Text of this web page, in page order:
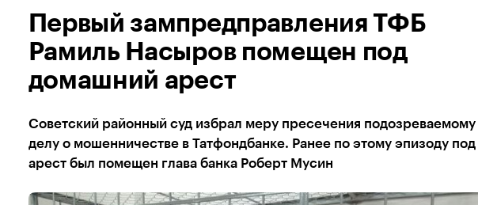
Первый зампредправления ТФБ
Рамиль Насыров помещен под
домашний арест
Советский районный суд избрал меру пресечения подозреваемому
делу о мошенничестве в Татфондбанке. Ранее по этому эпизоду под
арест был помещен глава банка Роберт Мусин